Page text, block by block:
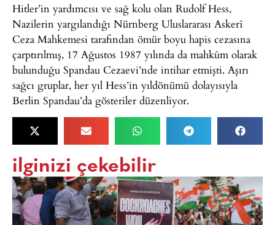
Hitler’in yardımcısı ve sağ kolu olan Rudolf Hess,
Nazilerin yargılandığı Nürnberg Uluslararası Askerî
Ceza Mahkemesi tarafından ömür boyu hapis cezasına
çarptırılmış, 17 Ağustos 1987 yılında da mahkûm olarak
bulunduğu Spandau Cezaevi’nde intihar etmişti. Aşırı
sağcı gruplar, her yıl Hess’in yıldönümü dolayısıyla
Berlin Spandau’da gösteriler düzenliyor.
ilginizi çekebilir